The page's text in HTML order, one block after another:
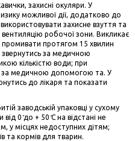
захисні окуляри. У
можливої дії, додатково до
захисне взуття та
робочої зони. Викликає
промивати протягом 15 хвилин
звернутись за медичною
кількістю води; при
за медичною допомогою та. У
до лікаря та показати
заводській упаковці у сухому
0 ̊до + 50 ̊С на відстані не
у місцях недоступних дітям;
та кормів для тварин.